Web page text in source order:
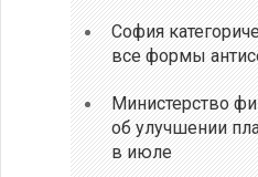
София
все формы
Министерство
об улучшении
в июле